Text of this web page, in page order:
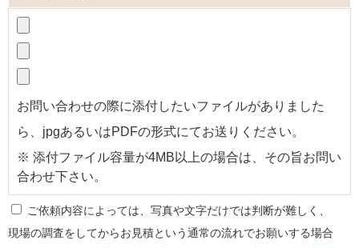
お問い合わせの際に添付したいファイルがありました
ら、jpgあるいはPDFの形式にてお送りください。
※ 添付ファイル容量が4MB以上の場合は、その旨お問い
合わせ下さい。
ご依頼内容によっては、写真や文字だけでは判断が難しく、
現場の調査をしてからお見積という通常の流れでお願いする場合